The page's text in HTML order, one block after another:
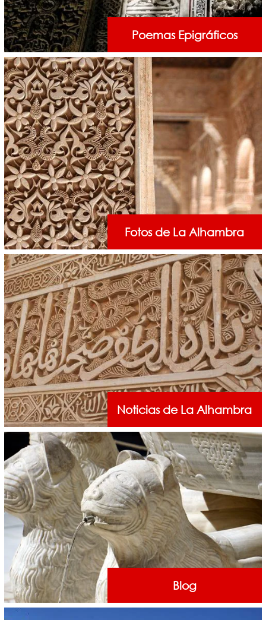
Poemas Epigráficos
Fotos de La Alhambra
Noticias de La Alhambra
Blog